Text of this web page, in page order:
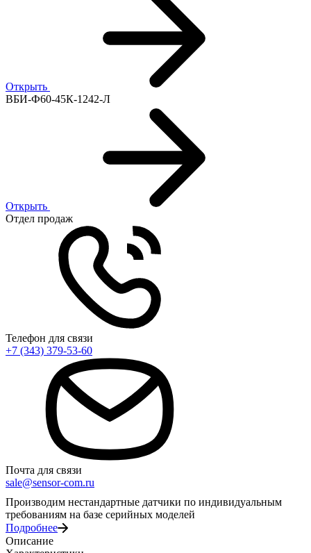
Открыть
ВБИ-Ф60-45К-1242-Л
Открыть
Отдел продаж
Телефон для связи
+7 (343) 379-53-60
Почта для связи
sale@sensor-com.ru
Производим нестандартные датчики по индивидуальным
требованиям на базе серийных моделей
Подробнее
Описание